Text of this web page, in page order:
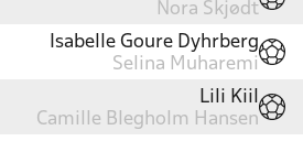
Nora Skjødt
Isabelle Goure Dyhrberg
Selina Muharemi
Lili Kiil
Camille Blegholm Hansen